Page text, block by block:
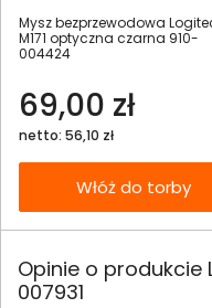
Mysz bezprzewodowa
M171 optyczna czarna 910-
004424
69,00 zł
netto: 56,10 zł
Włóż do torby
Opinie o produkcie
007931